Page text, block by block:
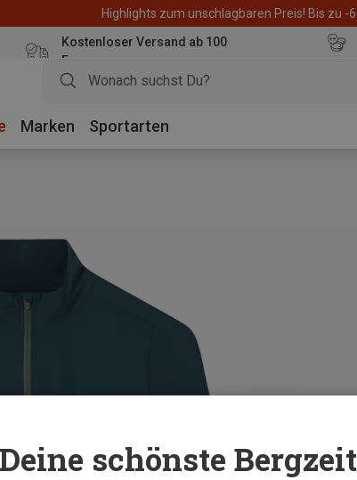
Highlights zum unschlagbaren Preis! Bis zu -
Kostenloser Versand ab 100
Euro
Marken Sportarten
schönste